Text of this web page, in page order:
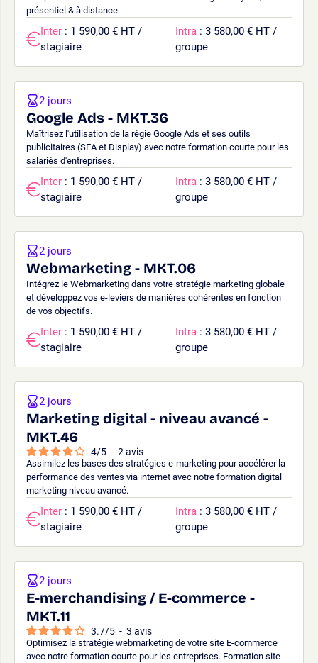
présentiel & à distance.
Inter : 1 590,00 € HT /
stagiaire
Intra : 3 580,00 € HT /
groupe
Google Ads - MKT.36
Maîtrisez l'utilisation de la régie Google Ads et ses outils
publicitaires (SEA et Display) avec notre formation courte pour les
salariés d'entreprises.
2 jours
Inter : 1 590,00 € HT /
stagiaire
Intra : 3 580,00 € HT /
groupe
Webmarketing - MKT.06
Intégrez le Webmarketing dans votre stratégie marketing globale
et développez vos e-leviers de manières cohérentes en fonction
de vos objectifs.
2 jours
Inter : 1 590,00 € HT /
stagiaire
Intra : 3 580,00 € HT /
groupe
Marketing digital - niveau avancé -
MKT.46
4/5 - 2 avis
Assimilez les bases des stratégies e-marketing pour accélérer la
performance des ventes via internet avec notre formation digital
marketing niveau avancé.
2 jours
Inter : 1 590,00 € HT /
stagiaire
Intra : 3 580,00 € HT /
groupe
E-merchandising / E-commerce -
MKT.11
3.7/5 - 3 avis
Optimisez la stratégie webmarketing de votre site E-commerce
avec notre formation courte pour les entreprises. Formation site
2 jours